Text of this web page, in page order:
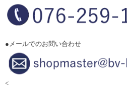
●メールでのお問い合わせ
<